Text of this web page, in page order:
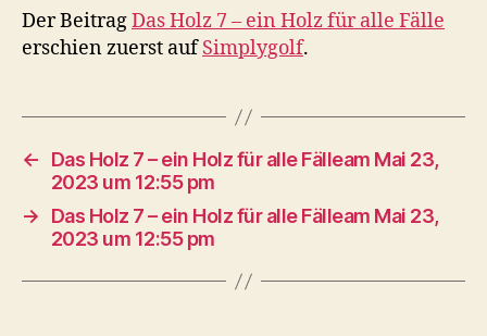
Der BeitragDas Holz 7 – ein Holz für alle Fälle
erschien zuerst aufSimplygolf.
←
Das Holz 7 – ein Holz für alle Fälleam Mai 23,
2023 um 12:55 pm
→
Das Holz 7 – ein Holz für alle Fälleam Mai 23,
2023 um 12:55 pm